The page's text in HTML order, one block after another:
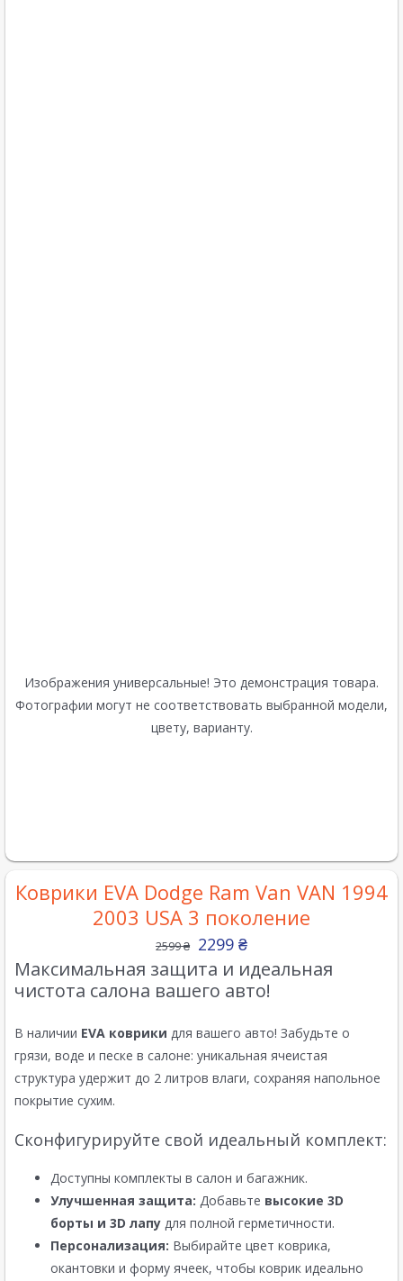
Изображения универсальные! Это демонстрация товара.
Фотографии могут не соответствовать выбранной модели,
цвету, варианту.
Коврики EVA Dodge Ram Van VAN 1994
2003 USA 3 поколение
2599₴ 2299 ₴
Максимальная защита и идеальная
чистота салона вашего авто!
В наличии EVA коврики для вашего авто! Забудьте о
грязи, воде и песке в салоне: уникальная ячеистая
структура удержит до 2 литров влаги, сохраняя напольное
покрытие сухим.
Сконфигурируйте свой идеальный комплект:
Доступны комплекты в салон и багажник.
Улучшенная защита: Добавьте высокие 3D
борты и 3D лапу для полной герметичности.
Персонализация: Выбирайте цвет коврика,
окантовки и форму ячеек, чтобы коврик идеально